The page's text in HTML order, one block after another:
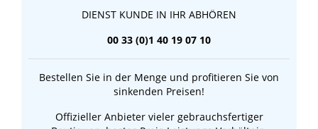
DIENST KUNDE IN IHR ABHÖREN
00 33 (0)1 40 19 07 10
Bestellen Sie in der Menge und profitieren Sie von
sinkenden Preisen!
Offizieller Anbieter vieler gebrauchsfertiger